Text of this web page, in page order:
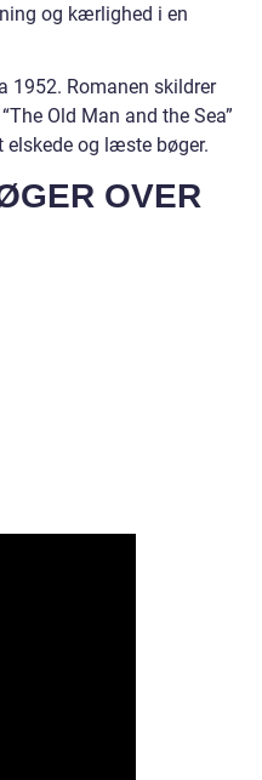
og kærlighed i en
1952. Romanen skildrer
Old Man and the Sea”
elskede og læste bøger.
OVER